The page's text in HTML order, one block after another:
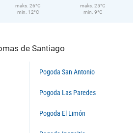
maks. 26°C
min. 12°C
maks. 25°C
min. 9°C
de Santiago
Pogoda San Antonio
Pogoda Las Paredes
Pogoda El Limón